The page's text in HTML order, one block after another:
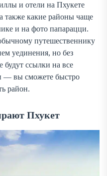
и отели на Пхукете
также какие районы чаще
и на фото папарацци.
путешественнику
уединения, но без
будут ссылки на все
— вы сможете быстро
район.
Пхукет